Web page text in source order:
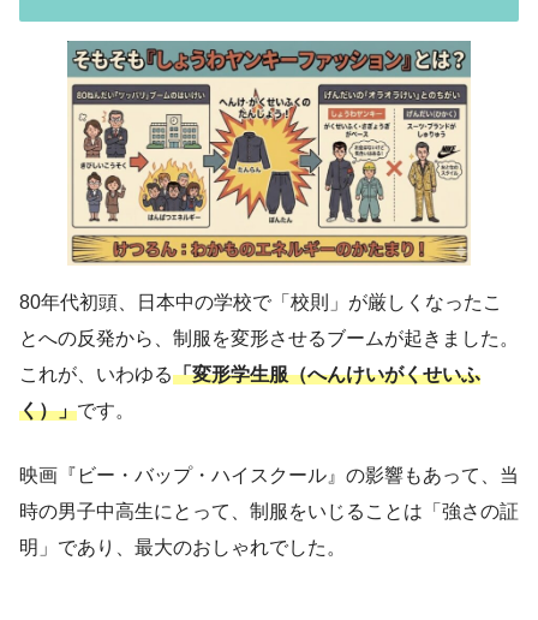
80年代初頭、日本中の学校で「校則」が厳しくなったこ
とへの反発から、制服を変形させるブームが起きました。
これが、いわゆる「変形学生服（へんけいがくせいふ
く）」です。
映画『ビー・バップ・ハイスクール』の影響もあって、当
時の男子中高生にとって、制服をいじることは「強さの証
明」であり、最大のおしゃれでした。